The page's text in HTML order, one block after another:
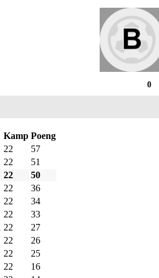
0
Kamp Poeng
22
57
22
51
22
50
22
36
22
34
22
33
22
27
22
26
22
25
22
16